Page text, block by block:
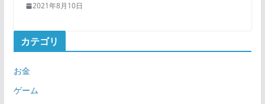
2021年8月10日
カテゴリ
お金
ゲーム